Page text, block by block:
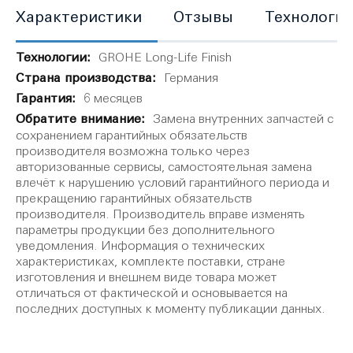
Характеристики
ХарактеристикиGROHE Long-Life Finish
Германия
6 месяцев
Замена внутренних запчастей с
сохранением гарантийных обязательств
производителя возможна только через
авторизованные сервисы, самостоятельная замена
влечёт к нарушению условий гарантийного периода и
прекращению гарантийных обязательств
производителя. Производитель вправе изменять
параметры продукции без дополнительного
уведомления. Информация о технических
характеристиках, комплекте поставки, стране
изготовления и внешнем виде товара может
отличаться от фактической и основывается на
последних доступных к моменту публикации данных.
Отзывы Технологии